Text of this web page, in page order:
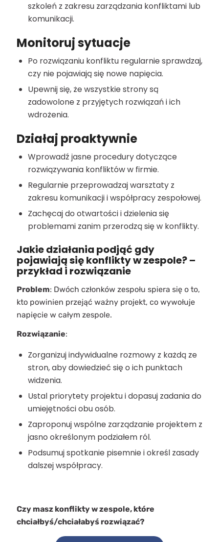
szkoleń z zakresu zarządzania konfliktami lub
komunikacji.
Monitoruj sytuacje
Po rozwiązaniu konfliktu regularnie sprawdzaj,
czy nie pojawiają się nowe napięcia.
Upewnij się, że wszystkie strony są
zadowolone z przyjętych rozwiązań i ich
wdrożenia.
Działaj proaktywnie
Wprowadź jasne procedury dotyczące
rozwiązywania konfliktów w firmie.
Regularnie przeprowadzaj warsztaty z
zakresu komunikacji i współpracy zespołowej.
Zachęcaj do otwartości i dzielenia się
problemami zanim przerodzą się w konflikty.
Jakie działania podjąć gdy
pojawiają się konflikty w zespole? –
przykład i rozwiązanie
Problem: Dwóch członków zespołu spiera się o to,
kto powinien przejąć ważny projekt, co wywołuje
napięcie w całym zespole.
Rozwiązanie:
Zorganizuj indywidualne rozmowy z każdą ze
stron, aby dowiedzieć się o ich punktach
widzenia.
Ustal priorytety projektu i dopasuj zadania do
umiejętności obu osób.
Zaproponuj wspólne zarządzanie projektem z
jasno określonym podziałem ról.
Podsumuj spotkanie pisemnie i określ zasady
dalszej współpracy.
Czy masz konflikty w zespole, które
chciałbyś/chciałabyś rozwiązać?